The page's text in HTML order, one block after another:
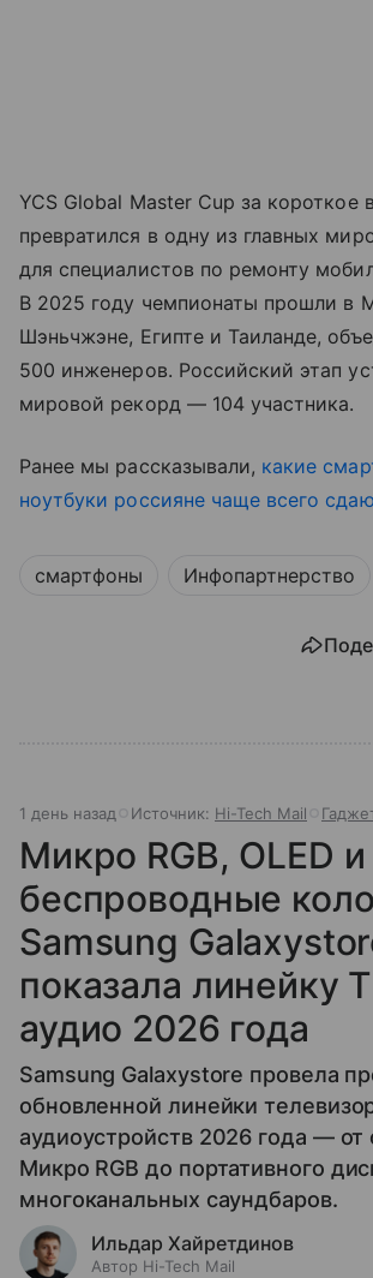
YCS Global Master Cup за короткое
превратился в одну из главных
для специалистов по ремонту
В 2025 году чемпионаты прошли в
Шэньчжэне, Египте и Таиланде,
500 инженеров. Российский этап
мировой рекорд — 104 участника.
Ранее мы рассказывали, какие
ноутбуки россияне чаще всего
смартфоны Инфопартнерство
1 день назад Источник: Hi-Tech Mail
Микро RGB, OLED и
беспроводные
Samsung
показала линейку
аудио 2026 года
Samsung Galaxystore провела
обновленной линейки
аудиоустройств 2026 года — от
Микро RGB до портативного
многоканальных саундбаров.
Ильдар Хайретдинов
Автор Hi-Tech Mail